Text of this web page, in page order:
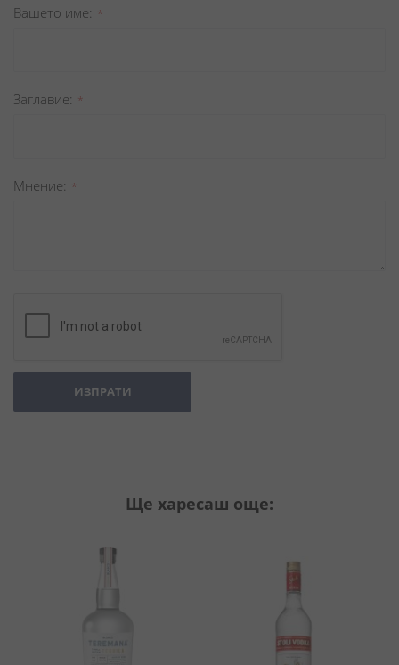
star
stars
stars
stars
stars
Вашето име
Заглавиe
Мнение
ИЗПРАТИ
Ще харесаш още: